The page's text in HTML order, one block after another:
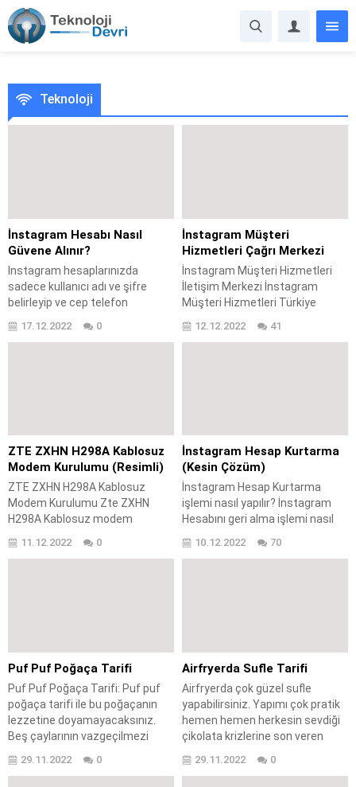
Teknoloji
İnstagram Hesabı Nasıl
Güvene Alınır?
Instagram hesaplarınızda
sadece kullanıcı adı ve şifre
belirleyip ve cep telefon
ekleyerek hesabınızı güvene
Instagram hesabı nasıl güvene
alınır? adlı makalemizde ise
hesabınızla alakalı dikkat...
17.12.2022 0
İnstagram Müşteri
Hizmetleri Çağrı Merkezi
İnstagram Müşteri Hizmetleri
İletişim Merkezi İnstagram
Müşteri Hizmetleri Türkiye
İnstagram çağrı merkezi var
Türkiye iletişim nasıl
sağlanır? İnstagram telefon
numarası var mı? İnstagram
çağrı merkezi telefon numarası
var mı? İnstagram...
12.12.2022 41
ZTE ZXHN H298A Kablosuz
Modem Kurulumu (Resimli)
ZTE ZXHN H298A Kablosuz
Modem Kurulumu Zte ZXHN
H298A Kablosuz modem
H298A Kablosuz Modem
Kablosuz Modem kurulumu
yapılırken dikkat edilmesi
gerekenler nelerdir? Zte ZXHN
H298A Kablosuz Modem kopma
sorunu nasıl giderilir? Dilerseniz...
11.12.2022 0
İnstagram Hesap Kurtarma
(Kesin Çözüm)
İnstagram Hesap Kurtarma
işlemi nasıl yapılır? İnstagram
Hesabını geri alma işlemi nasıl
kurtarma? İnstagram şifre
kurtarılır? İnstagram profil
hesabı nasıl kurtarılır? İnstagram
şifre sorunu nasıl...
10.12.2022 70
Puf Puf Poğaça Tarifi
Puf Puf Poğaça Tarifi: Puf puf
poğaça tarifi ile bu poğaçanın
lezzetine doyamayacaksınız.
Beş çaylarının vazgeçilmezi
hazırladık. Dilerseniz peynirli,
29.11.2022 0
Airfryerda Sufle Tarifi
Airfryerda çok güzel sufle
yapabilirsiniz. Yapımı çok pratik
hemen hemen herkesin sevdiği
çikolata krizlerine son veren
ilgili öncelikle gerekli
29.11.2022 0